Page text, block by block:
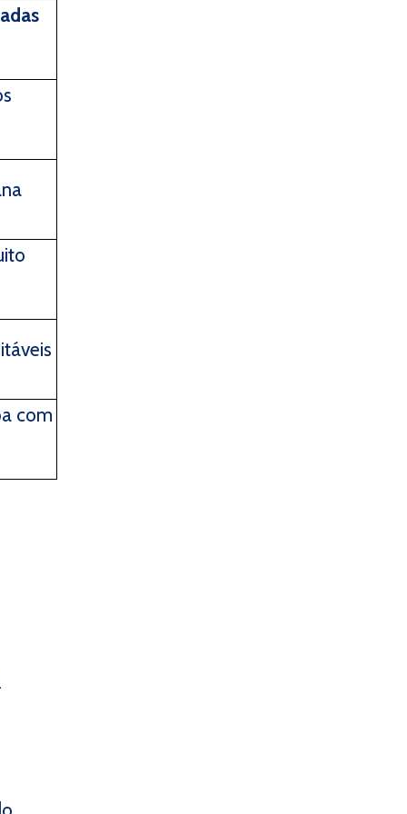
com